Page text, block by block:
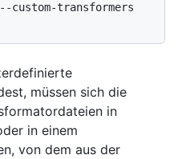
transformers
müssen sich die
in
in einem
von dem aus der